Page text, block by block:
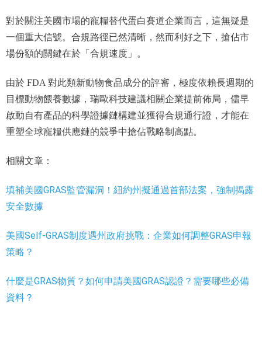
對於關注美國市場的寵糧替代蛋白賽道企業而言，這無疑是
一個重大信號。合規路徑已然清晰，然而利好之下，搶佔市
場份額的關鍵在於「合規速度」。
由於 FDA 對此類新動物食品成分的評審，極度依賴長週期的
目標動物餵養數據，瑞歐科技建議相關企業提前佈局，儘早
啟動自有產品的科學證據鏈構建並獲得合規通行證，才能在
重塑全球寵糧供應鏈的競爭中搶佔戰略制高點。
相關文章：
填補美國GRAS監管漏洞！紐約州擬通過首部法案，強制揭露
安全數據
美國Self-GRAS制度遇州政府挑戰：企業如何調整GRAS申報
策略？
什麼是GRAS物質？如何申請美國GRAS認證？需要哪些必備
資料？